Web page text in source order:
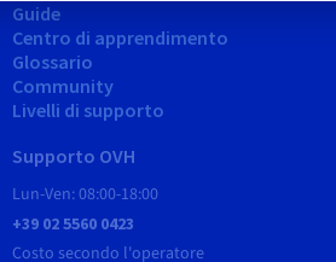
Guide
Centro di apprendimento
Glossario
Community
Livelli di supporto
Supporto OVH
Lun-Ven: 08:00-18:00
+39 02 5560 0423
Costo secondo l'operatore